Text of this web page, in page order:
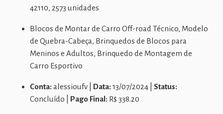
42110, 2573 unidades
Blocos de Montar de Carro Off-road Técnico, Modelo
de Quebra-Cabeça, Brinquedos de Blocos para
Meninos e Adultos, Brinquedo de Montagem de
Carro Esportivo
Conta: alessioufv | Data: 13/07/2024 | Status:
Concluído | Pago Final: R$ 338.20